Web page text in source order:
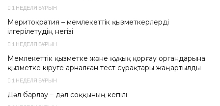
1 НЕДЕЛЯ БҰРЫН
Меритократия – мемлекеттік қызметкерлерді
ілгерілетудің негізі
1 НЕДЕЛЯ БҰРЫН
Мемлекеттік қызметке және құқық қорғау органдарына
қызметке кіруге арналған тест сұрақтары жаңартылды
1 НЕДЕЛЯ БҰРЫН
Дәл барлау – дәл соққының кепілі